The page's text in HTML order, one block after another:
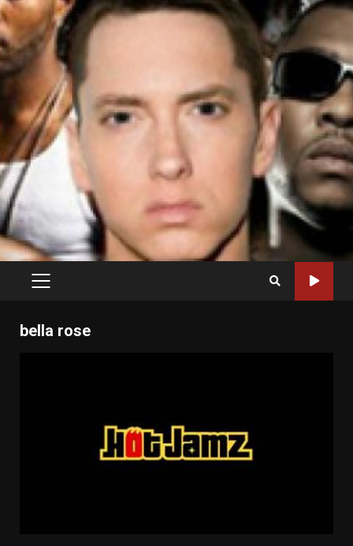
PRIMARY
bella rose